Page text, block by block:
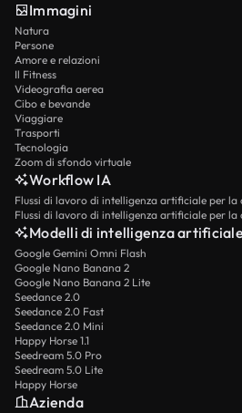
Immagini
Natura
Persone
Amore e relazioni
Il Fitness
Videografia aerea
Cibo e bevande
Viaggiare
Trasporti
Tecnologia
Zoom di sfondo virtuale
Workflow IA
Flussi di lavoro di intelligenza artificiale per la
Modelli di intelligenza artificiale
Google Gemini Omni Flash
Google Nano Banana 2
Google Nano Banana 2 Lite
Seedance 2.0
Seedance 2.0 Fast
Seedance 2.0 Mini
Happy Horse 1.1
Seedream 5.0 Pro
Seedream 5.0 Lite
Happy Horse
Azienda